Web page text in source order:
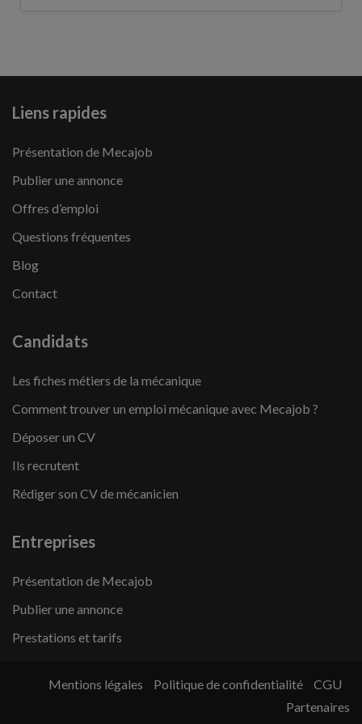
Liens rapides
Présentation de Mecajob
Publier une annonce
Offres d’emploi
Questions fréquentes
Blog
Contact
Candidats
Les fiches métiers de la mécanique
Comment trouver un emploi mécanique avec Mecajob ?
Déposer un CV
Ils recrutent
Rédiger son CV de mécanicien
Entreprises
Présentation de Mecajob
Publier une annonce
Prestations et tarifs
Mentions légales Politique de confidentialité
CGU
Partenaires